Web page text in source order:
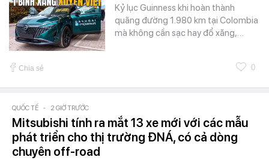
Kỷ lục Guinness khi hoàn thành
quãng đường 1.980 km tại Colombia
mà không cần sạc hay đổ xăng,…
Chia sẻ 0
QUỐC TẾ - 2 GIỜ TRƯỚC
Mitsubishi tính ra mắt 13 xe mới với các mẫu
phát triển cho thị trường ĐNÁ, có cả dòng
chuyên off-road